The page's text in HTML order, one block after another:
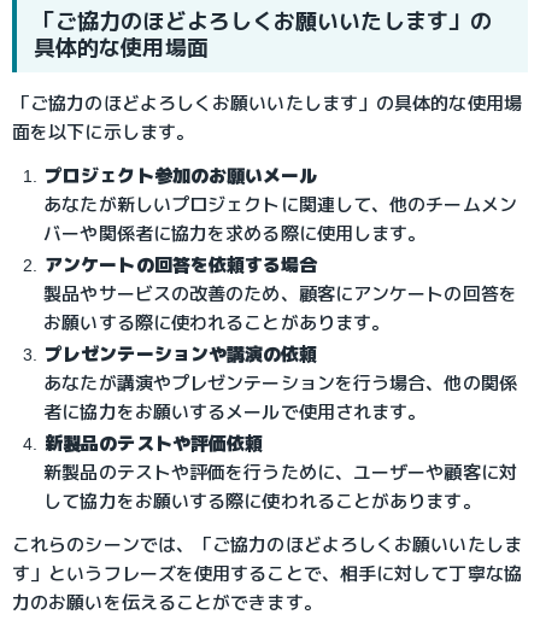
「ご協力のほどよろしくお願いいたします」の
具体的な使用場面
「ご協力のほどよろしくお願いいたします」の具体的な使用場
面を以下に示します。
プロジェクト参加のお願いメール
あなたが新しいプロジェクトに関連して、他のチームメン
バーや関係者に協力を求める際に使用します。
アンケートの回答を依頼する場合
製品やサービスの改善のため、顧客にアンケートの回答を
お願いする際に使われることがあります。
プレゼンテーションや講演の依頼
あなたが講演やプレゼンテーションを行う場合、他の関係
者に協力をお願いするメールで使用されます。
新製品のテストや評価依頼
新製品のテストや評価を行うために、ユーザーや顧客に対
して協力をお願いする際に使われることがあります。
これらのシーンでは、「ご協力のほどよろしくお願いいたしま
す」というフレーズを使用することで、相手に対して丁寧な協
力のお願いを伝えることができます。